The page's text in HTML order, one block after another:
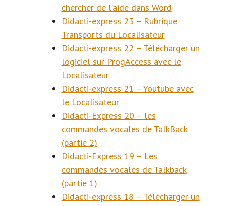
chercher de l’aide dans Word
Didacti-express 23 – Rubrique
Transports du Localisateur
Didacti-express 22 – Télécharger un
logiciel sur ProgAccess avec le
Localisateur
Didacti-express 21 – Youtube avec
le Localisateur
Didacti-Express 20 – les
commandes vocales de TalkBack
(partie 2)
Didacti-Express 19 – Les
commandes vocales de Talkback
(partie 1)
Didacti-express 18 – Télécharger un